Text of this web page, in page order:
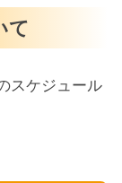
て
スケジュール